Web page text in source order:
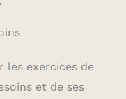
les exercices de
et de ses